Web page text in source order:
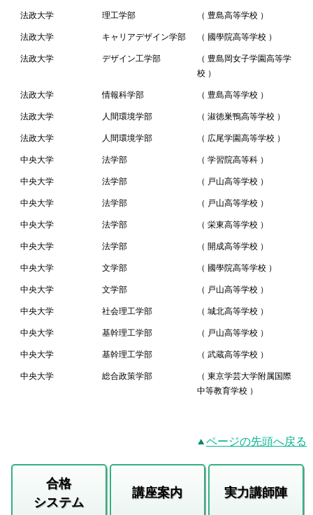
法政大学 理工学部 （ 豊島高等学校 ）
法政大学 キャリアデザイン学部 （ 國學院高等学校 ）
法政大学 デザイン工学部
（ 豊島岡女子学園高等学
校 ）
法政大学 情報科学部 （ 豊島高等学校 ）
法政大学 人間環境学部 （ 淑徳巣鴨高等学校 ）
法政大学 人間環境学部 （ 広尾学園高等学校 ）
中央大学 法学部 （ 学習院高等科 ）
中央大学 法学部 （ 戸山高等学校 ）
中央大学 法学部 （ 戸山高等学校 ）
中央大学 法学部 （ 栄東高等学校 ）
中央大学 法学部 （ 開成高等学校 ）
中央大学 文学部 （ 國學院高等学校 ）
中央大学 文学部 （ 戸山高等学校 ）
中央大学 社会理工学部 （ 城北高等学校 ）
中央大学 基幹理工学部 （ 戸山高等学校 ）
中央大学 基幹理工学部 （ 武蔵高等学校 ）
中央大学 総合政策学部
（ 東京学芸大学附属国際
中等教育学校 ）
ページの先頭へ戻る
合格
システム
講座案内 実力講師陣